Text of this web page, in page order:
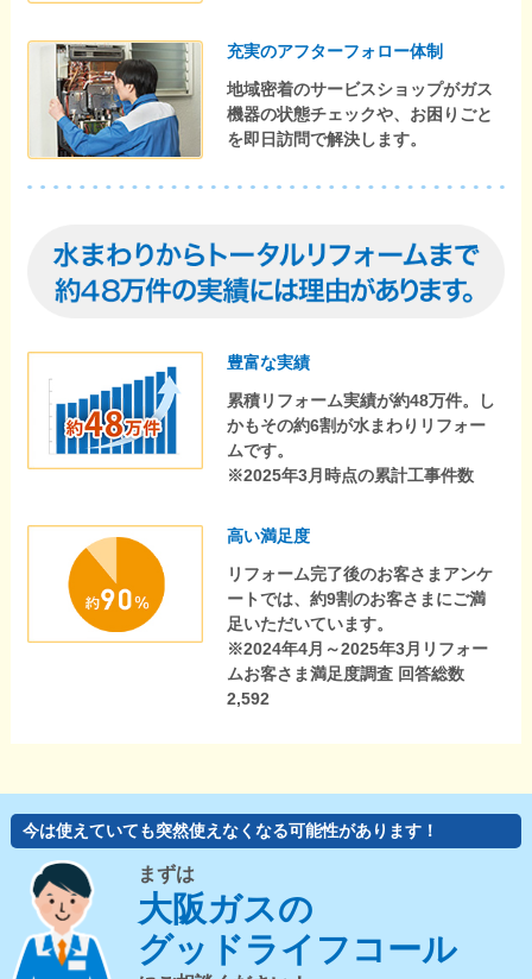
充実のアフターフォロー体制
地域密着のサービスショップがガス
機器の状態チェックや、お困りごと
を即日訪問で解決します。
豊富な実績
累積リフォーム実績が約48万件。し
かもその約6割が水まわりリフォー
ムです。
※2025年3月時点の累計工事件数
高い満足度
リフォーム完了後のお客さまアンケ
ートでは、約9割のお客さまにご満
足いただいています。
※2024年4月～2025年3月リフォー
ムお客さま満足度調査 回答総数
2,592
今は使えていても突然使えなくなる可能性があります！
まずは
大阪ガスの
グッドライフコール